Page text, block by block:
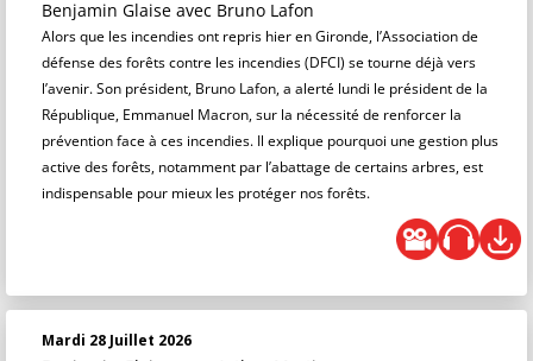
Benjamin Glaise avec Bruno Lafon
Alors que les incendies ont repris hier en Gironde, l’Association de
défense des forêts contre les incendies (DFCI) se tourne déjà vers
l’avenir. Son président, Bruno Lafon, a alerté lundi le président de la
République, Emmanuel Macron, sur la nécessité de renforcer la
prévention face à ces incendies. Il explique pourquoi une gestion plus
active des forêts, notamment par l’abattage de certains arbres, est
indispensable pour mieux les protéger nos forêts.
Mardi 28 Juillet 2026